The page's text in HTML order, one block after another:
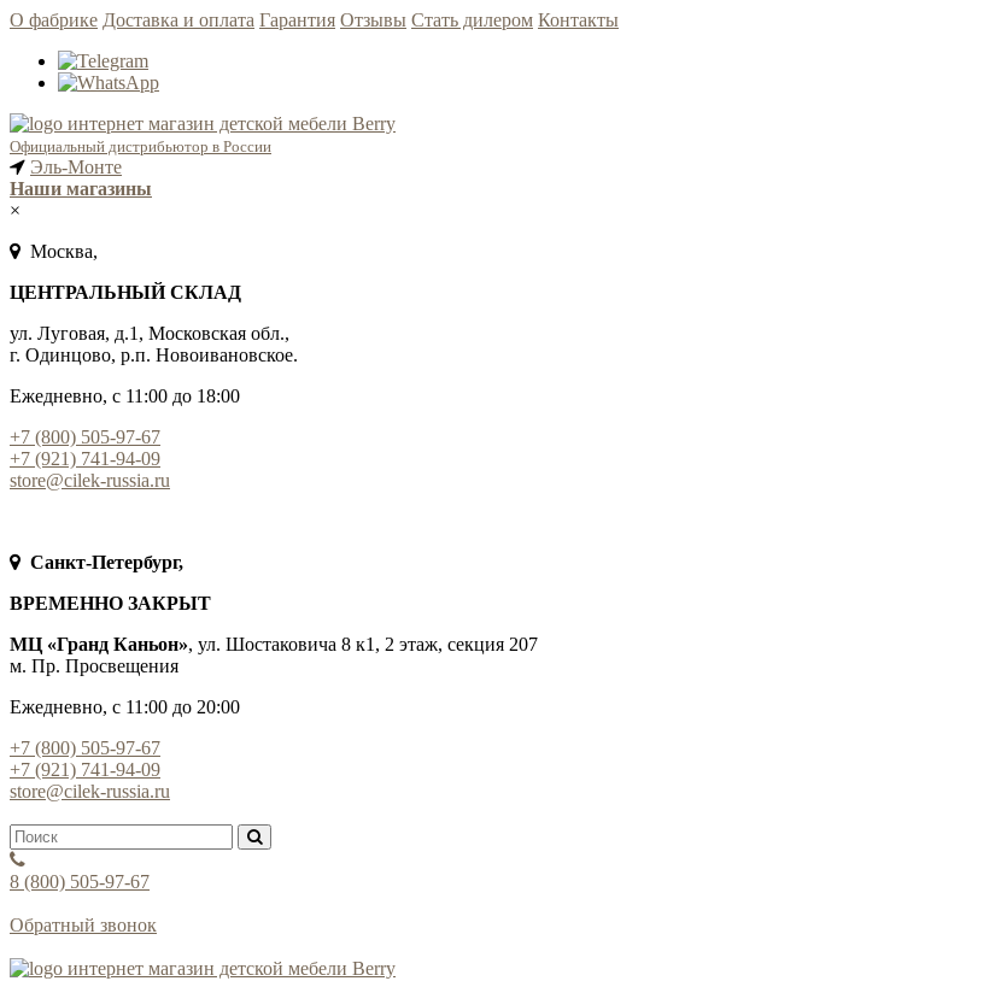
О фабрике Доставка и оплата Гарантия Отзывы Стать дилером Контакты
Официальный дистрибьютор в России
Эль-Монте
Наши магазины
×
Москва,
ЦЕНТРАЛЬНЫЙ СКЛАД
ул. Луговая, д.1, Московская обл.,
г. Одинцово, р.п. Новоивановское.
Ежедневно, с 11:00 до 18:00
+7 (800) 505-97-67
+7 (921) 741-94-09
store@cilek-russia.ru
Санкт-Петербург,
ВРЕМЕННО ЗАКРЫТ
МЦ «Гранд Каньон», ул. Шостаковича 8 к1, 2 этаж, секция 207
м. Пр. Просвещения
Ежедневно, с 11:00 до 20:00
+7 (800) 505-97-67
+7 (921) 741-94-09
store@cilek-russia.ru
8 (800) 505-97-67
Обратный звонок